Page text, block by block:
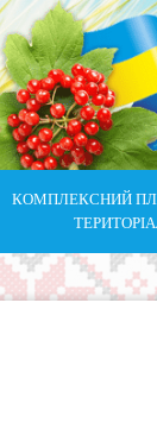
КОМПЛЕКСНИЙ